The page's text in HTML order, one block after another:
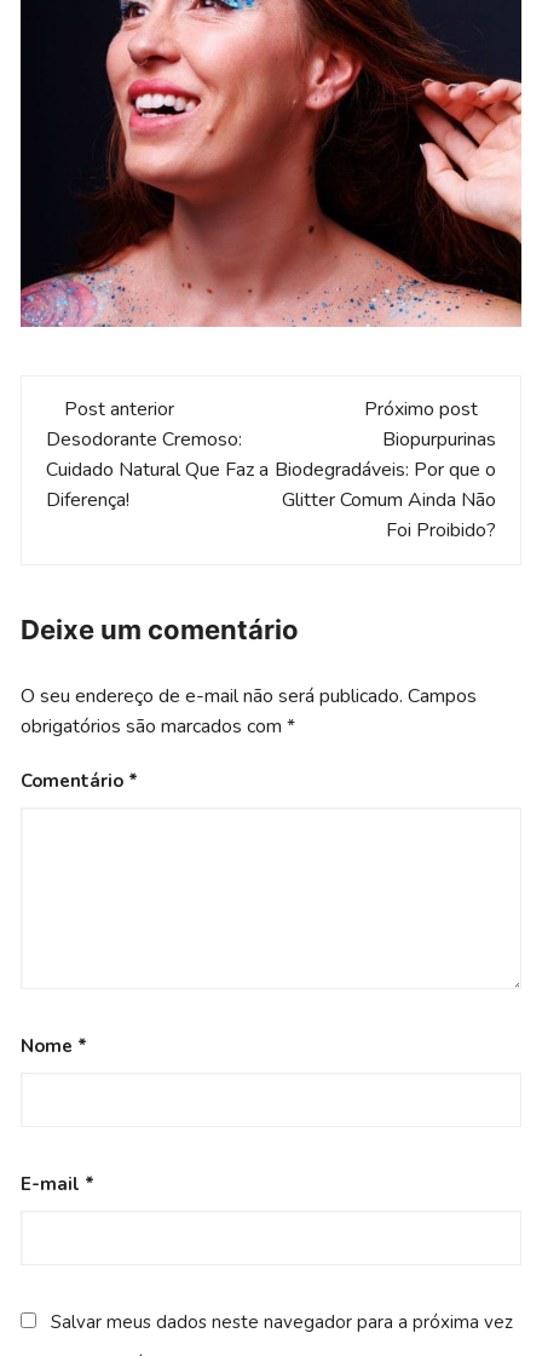
Navegação
de
post
Post anterior
Desodorante Cremoso:
Cuidado Natural Que Faz a
Diferença!
Próximo post
Biopurpurinas
Biodegradáveis: Por que o
Glitter Comum Ainda Não
Foi Proibido?
Deixe um comentário
O seu endereço de e-mail não será publicado. Campos
obrigatórios são marcados com*
Comentário *
Nome *
E-mail *
Salvar meus dados neste navegador para a próxima vez